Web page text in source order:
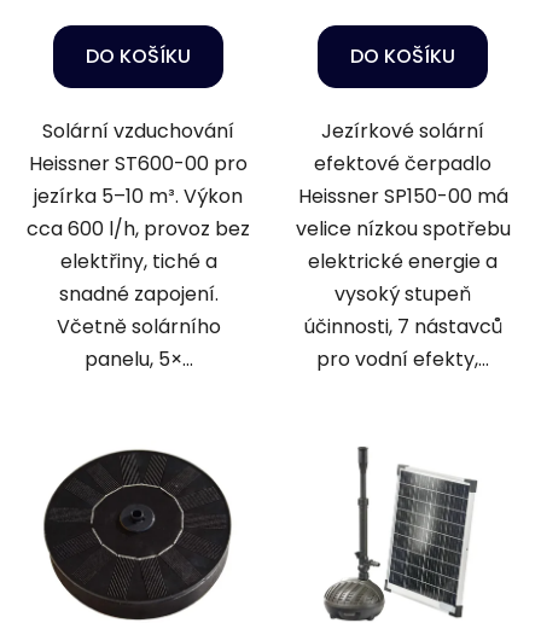
DO KOŠÍKU
Solární vzduchování
Heissner ST600-00 pro
jezírka 5–10 m³. Výkon
cca 600 l/h, provoz bez
elektřiny, tiché a
snadné zapojení.
Včetně solárního
panelu, 5×...
DO KOŠÍKU
Jezírkové solární
efektové čerpadlo
Heissner SP150-00 má
velice nízkou spotřebu
elektrické energie a
vysoký stupeň
účinnosti, 7 nástavců
pro vodní efekty,...